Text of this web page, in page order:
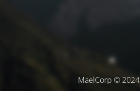
MaelCorp © 2024